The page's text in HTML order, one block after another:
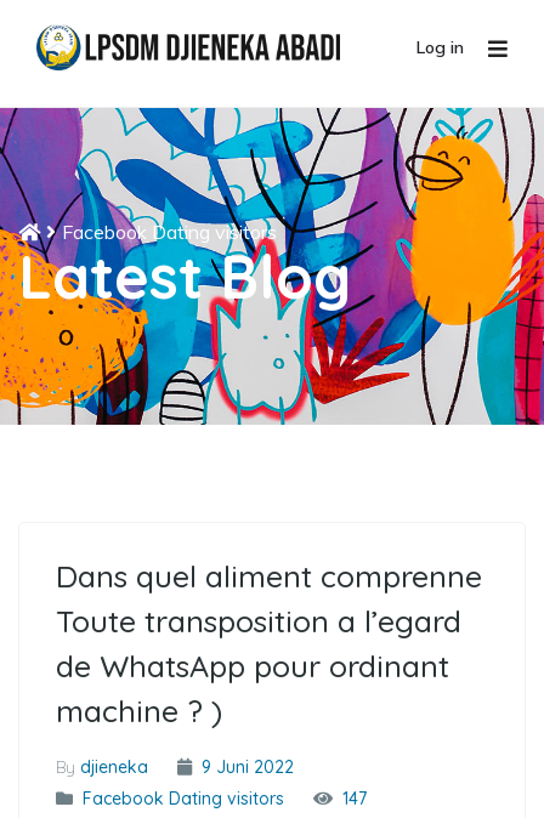
Log in
Facebook Dating visitors
Latest Blog
Dans quel aliment comprenne
Toute transposition a l’egard
de WhatsApp pour ordinant
machine ? )
By djieneka
9 Juni 2022
Facebook Dating visitors
147